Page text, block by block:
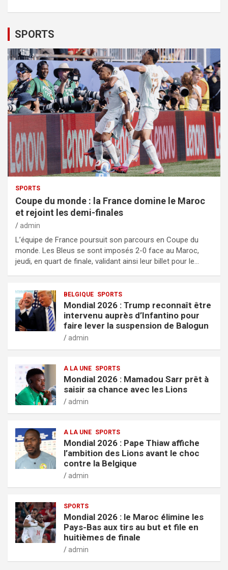
SPORTS
SPORTS
Coupe du monde : la France domine le Maroc
et rejoint les demi-finales
admin
L’équipe de France poursuit son parcours en Coupe du
monde. Les Bleus se sont imposés 2-0 face au Maroc,
jeudi, en quart de finale, validant ainsi leur billet pour le…
BELGIQUE SPORTS
Mondial 2026 : Trump reconnaît être
intervenu auprès d’Infantino pour
faire lever la suspension de Balogun
admin
A LA UNE SPORTS
Mondial 2026 : Mamadou Sarr prêt à
saisir sa chance avec les Lions
admin
A LA UNE SPORTS
Mondial 2026 : Pape Thiaw affiche
l’ambition des Lions avant le choc
contre la Belgique
admin
SPORTS
Mondial 2026 : le Maroc élimine les
Pays-Bas aux tirs au but et file en
huitièmes de finale
admin